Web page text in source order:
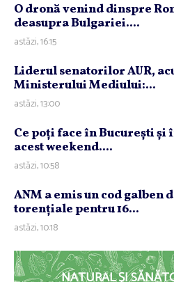
O dronă venind dinspre
deasupra Bulgariei....
astăzi, 16:15
Liderul senatorilor AUR,
Ministerului Mediului:...
astăzi, 13:00
Ce poţi face în Bucureşti
acest weekend....
astăzi, 10:58
ANM a emis un cod galben
torenţiale pentru 16...
astăzi, 10:18